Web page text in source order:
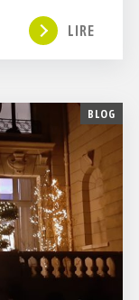
LIRE
BLOG